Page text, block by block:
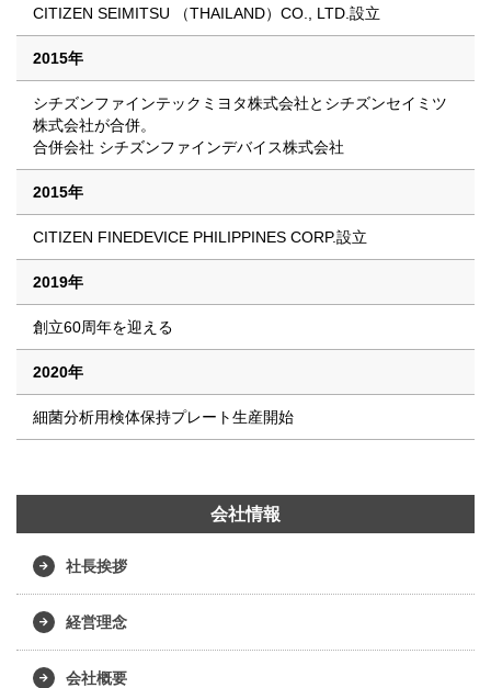
CITIZEN SEIMITSU （THAILAND）CO., LTD.設立
2015年
シチズンファインテックミヨタ株式会社とシチズンセイミツ
株式会社が合併。
合併会社 シチズンファインデバイス株式会社
2015年
CITIZEN FINEDEVICE PHILIPPINES CORP.設立
2019年
創立60周年を迎える
2020年
細菌分析用検体保持プレート生産開始
会社情報
社長挨拶
経営理念
会社概要